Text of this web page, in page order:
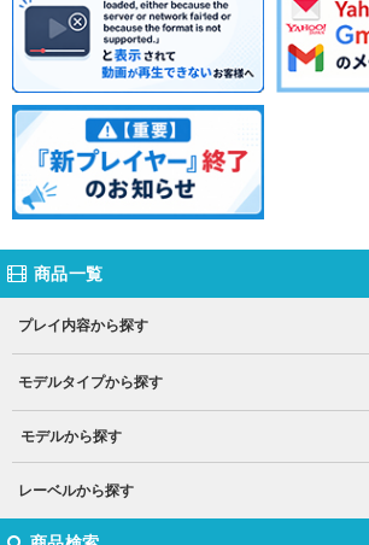
商品一覧
プレイ内容から探す
モデルタイプから探す
モデルから探す
レーベルから探す